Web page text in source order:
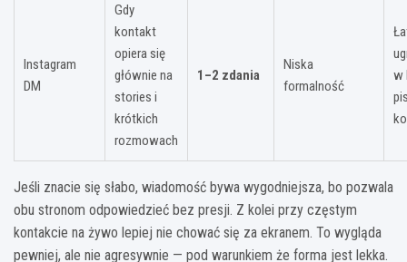
Instagram
DM
Gdy
kontakt
opiera się
głównie na
stories i
krótkich
rozmowach
1–2 zdania
Niska
formalność
w
Jeśli znacie się słabo, wiadomość bywa wygodniejsza, bo pozwala
obu stronom odpowiedzieć bez presji. Z kolei przy częstym
kontakcie na żywo lepiej nie chować się za ekranem. To wygląda
pewniej, ale nie agresywnie — pod warunkiem że forma jest lekka.